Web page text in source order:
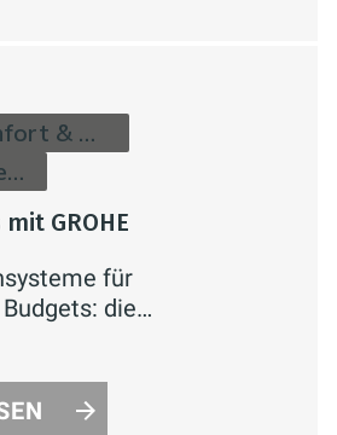
Komfort & Hygiene
Technologie & Zukunft
GROHE
für
die
das
Vitalio Comfort 250 und
SmartControl